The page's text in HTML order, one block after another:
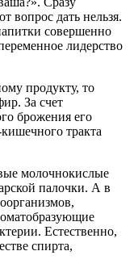
вопрос дать нельзя.
совершенно
лидерство
продукту, то
За счет
брожения его
тракта
молочнокислые
палочки. А в
Естественно,
спирта,